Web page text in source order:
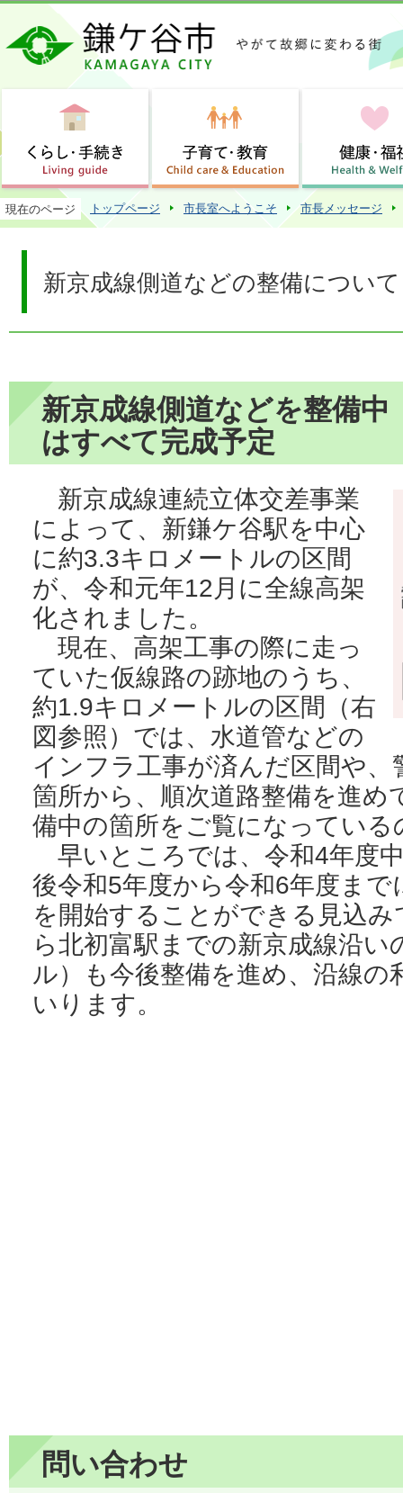
この
現在のページ トップページ 市長室へようこそ 市長メッセージ
新京成線側道などの整備につい
新京成線側道などを整備
はすべて完成予定
新京成線連続立体交差事業
によって、新鎌ケ谷駅を中心
に約3.3キロメートルの区間
が、令和元年12月に全線高架
化されました。
現在、高架工事の際に走っ
ていた仮線路の跡地のうち、
約1.9キロメートルの区間（右
図参照）では、水道管などの
インフラ工事が済んだ区間や
箇所から、順次道路整備を進
備中の箇所をご覧になってい
早いところでは、令和4年度
後令和5年度から令和6年度ま
を開始することができる見込
ら北初富駅までの新京成線沿い
ル）も今後整備を進め、沿線の
いります。
問い合わせ